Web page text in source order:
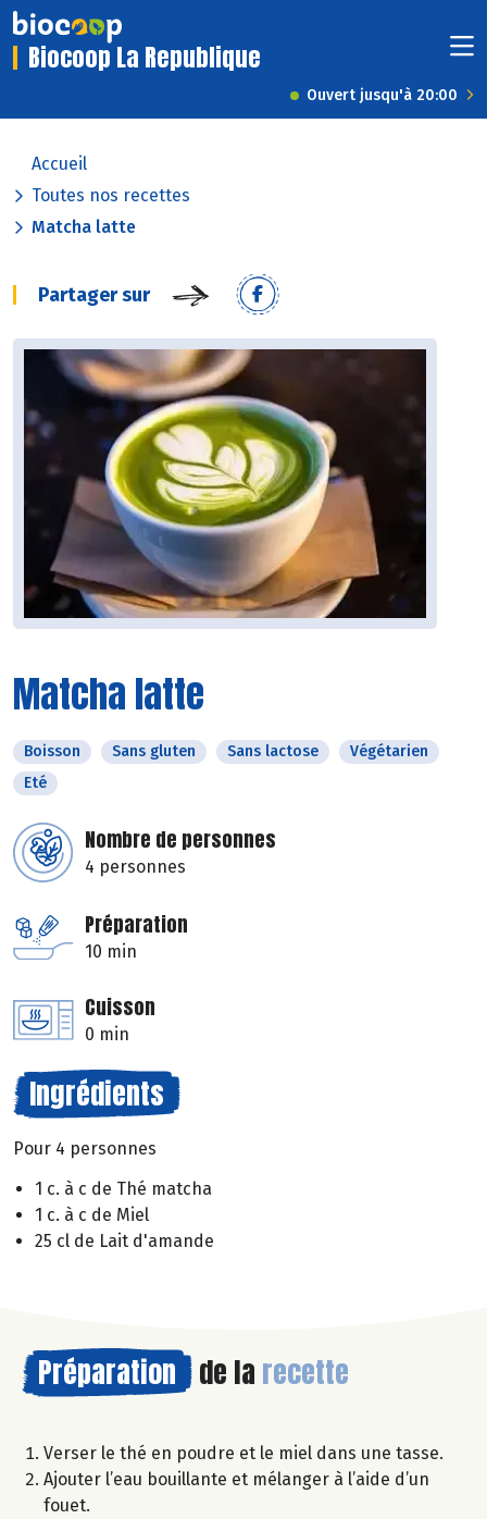
Biocoop La Republique
Ouvert jusqu'à 20:00
Accueil
Toutes nos recettes
Matcha latte
Partager sur
Matcha latte
Boisson Sans gluten Sans lactose
Végétarien
Eté
Nombre de personnes
4 personnes
Préparation
10 min
Cuisson
0 min
Ingrédients
Pour 4 personnes
1 c. à c de Thé matcha
1 c. à c de Miel
25 cl de Lait d'amande
Préparation de la recette
Verser le thé en poudre et le miel dans une tasse.
Ajouter l’eau bouillante et mélanger à l’aide d’un
fouet.